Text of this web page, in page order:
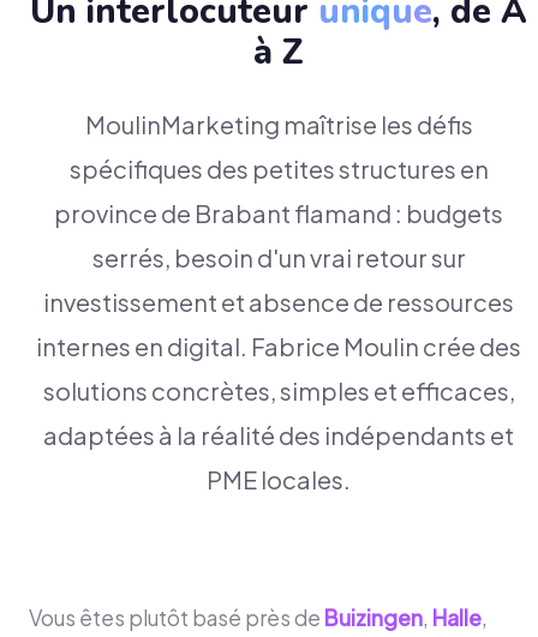
Un interlocuteur unique, de A
à Z
MoulinMarketing maîtrise les défis
spécifiques des petites structures en
province de Brabant flamand : budgets
serrés, besoin d'un vrai retour sur
investissement et absence de ressources
internes en digital. Fabrice Moulin crée des
solutions concrètes, simples et efficaces,
adaptées à la réalité des indépendants et
PME locales.
Vous êtes plutôt basé près de Buizingen, Halle,